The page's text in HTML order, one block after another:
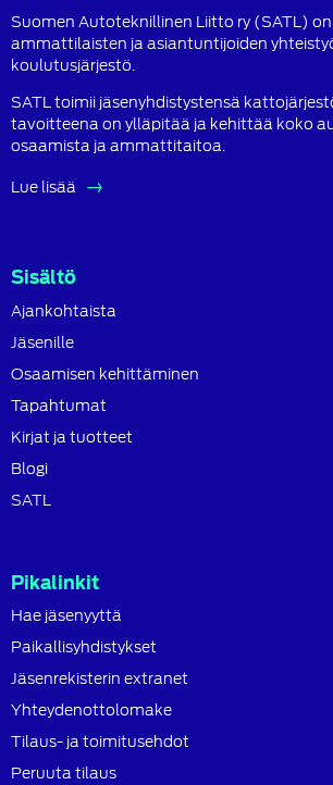
Suomen Autoteknillinen Liitto ry (SATL)
ammattilaisten ja asiantuntijoiden
koulutusjärjestö.
SATL toimii jäsenyhdistystensä
tavoitteena on ylläpitää ja kehittää koko
osaamista ja ammattitaitoa.
Lue lisää
Sisältö
Ajankohtaista
Jäsenille
Osaamisen kehittäminen
Tapahtumat
Kirjat ja tuotteet
Blogi
SATL
Pikalinkit
Hae jäsenyyttä
Paikallisyhdistykset
Jäsenrekisterin extranet
Yhteydenottolomake
Tilaus- ja toimitusehdot
Peruuta tilaus